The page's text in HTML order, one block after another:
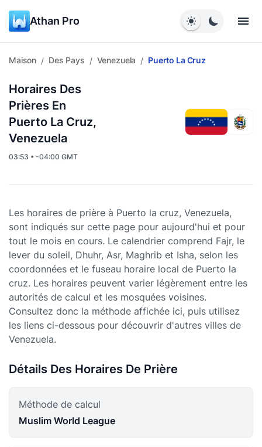
Athan Pro
Maison / Des Pays / Venezuela / Puerto La Cruz
Horaires Des
Prières En
Puerto La Cruz,
Venezuela
03:53 • -04:00 GMT
Les horaires de prière à Puerto la cruz, Venezuela,
sont indiqués sur cette page pour aujourd'hui et pour
tout le mois en cours. Le calendrier comprend Fajr, le
lever du soleil, Dhuhr, Asr, Maghrib et Isha, selon les
coordonnées et le fuseau horaire local de Puerto la
cruz. Les horaires peuvent varier légèrement entre les
autorités de calcul et les mosquées voisines.
Consultez donc la méthode affichée ici, puis utilisez
les liens ci-dessous pour découvrir d'autres villes de
Venezuela.
Détails Des Horaires De Prière
Méthode de calcul
Muslim World League